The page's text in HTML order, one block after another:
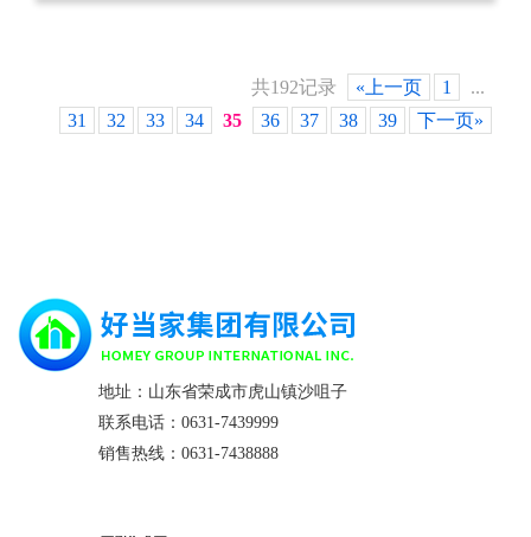
共192记录 «上一页 1
...
31
32 33 34 35 36 37 38 39 下一页»
地址：山东省荣成市虎山镇沙咀子
联系电话：0631-7439999
销售热线：0631-7438888